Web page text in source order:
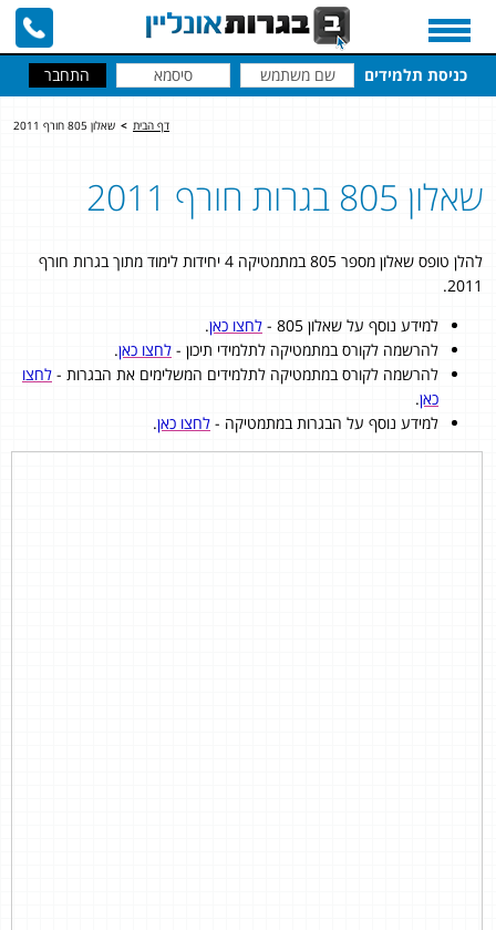
כניסת תלמידים
דף הבית > שאלון 805 חורף 2011
שאלון 805 בגרות חורף 2011
להלן טופס שאלון מספר 805 במתמטיקה 4 יחידות לימוד מתוך בגרות חורף
2011.
למידע נוסף על שאלון 805 -
לחצו כאן.
להרשמה לקורס במתמטיקה לתלמידי תיכון - לחצו כאן.
להרשמה לקורס במתמטיקה לתלמידים המשלימים את הבגרות - לחצו
כאן.
למידע נוסף על הבגרות במתמטיקה - לחצו כאן.